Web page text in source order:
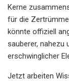
Kerne
für die
könnte offiziell
sauberer, nahezu
erschwinglicher
Jetzt arbeiten